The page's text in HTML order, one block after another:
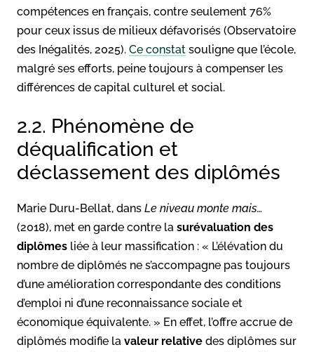
compétences en français, contre seulement 76%
pour ceux issus de milieux défavorisés (Observatoire
des Inégalités, 2025). Ce constat souligne que l’école,
malgré ses efforts, peine toujours à compenser les
différences de capital culturel et social.
2.2. Phénomène de
déqualification et
déclassement des diplômés
Marie Duru-Bellat, dans Le niveau monte mais…
(2018), met en garde contre la surévaluation des
diplômes liée à leur massification : « L’élévation du
nombre de diplômés ne s’accompagne pas toujours
d’une amélioration correspondante des conditions
d’emploi ni d’une reconnaissance sociale et
économique équivalente. » En effet, l’offre accrue de
diplômés modifie la valeur relative des diplômes sur